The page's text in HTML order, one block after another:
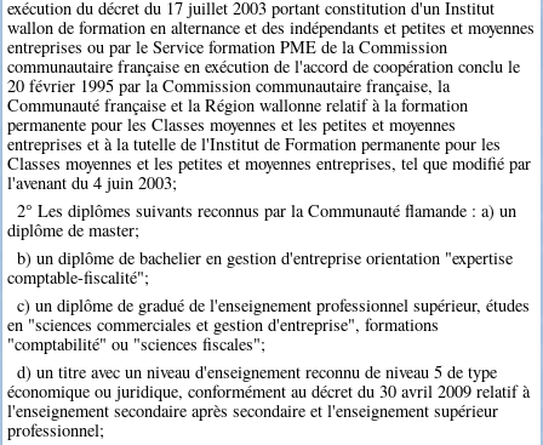
exécution du décret du 17 juillet 2003 portant constitution d'un Institut
wallon de formation en alternance et des indépendants et petites et moyennes
entreprises ou par le Service formation PME de la Commission
communautaire française en exécution de l'accord de coopération conclu le
20 février 1995 par la Commission communautaire française, la
Communauté française et la Région wallonne relatif à la formation
permanente pour les Classes moyennes et les petites et moyennes
entreprises et à la tutelle de l'Institut de Formation permanente pour les
Classes moyennes et les petites et moyennes entreprises, tel que modifié par
l'avenant du 4 juin 2003;
2° Les diplômes suivants reconnus par la Communauté flamande : a) un
diplôme de master;
b) un diplôme de bachelier en gestion d'entreprise orientation "expertise
comptable-fiscalité";
c) un diplôme de gradué de l'enseignement professionnel supérieur, études
en "sciences commerciales et gestion d'entreprise", formations
"comptabilité" ou "sciences fiscales";
d) un titre avec un niveau d'enseignement reconnu de niveau 5 de type
économique ou juridique, conformément au décret du 30 avril 2009 relatif à
l'enseignement secondaire après secondaire et l'enseignement supérieur
professionnel;